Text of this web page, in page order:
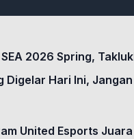
2026 Spring,
Digelar Hari Ini,
United Esports